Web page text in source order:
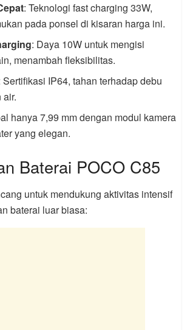
: Teknologi fast charging 33W,
pada ponsel di kisaran harga ini.
: Daya 10W untuk mengisi
menambah fleksibilitas.
Sertifikasi IP64, tahan terhadap debu
air.
hanya 7,99 mm dengan modul kamera
yang elegan.
Baterai POCO C85
untuk mendukung aktivitas intensif
baterai luar biasa: